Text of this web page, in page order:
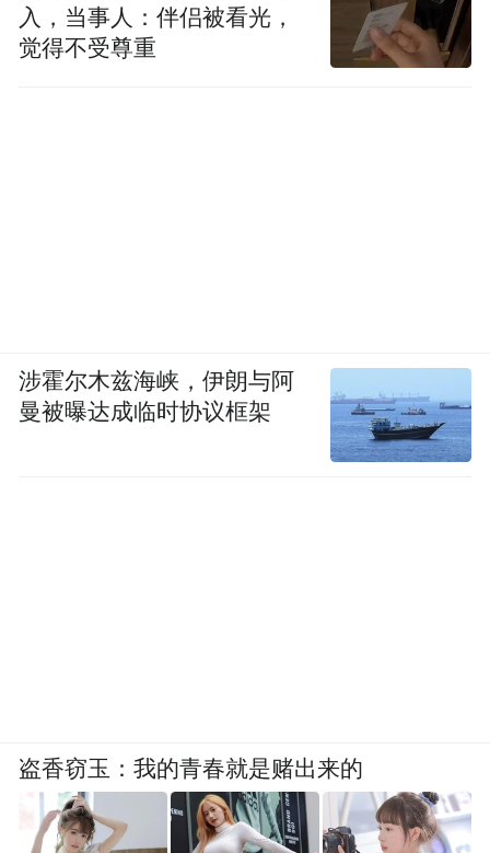
入，当事人：伴侣被看光，
觉得不受尊重
涉霍尔木兹海峡，伊朗与阿
曼被曝达成临时协议框架
盗香窃玉：我的青春就是赌出来的